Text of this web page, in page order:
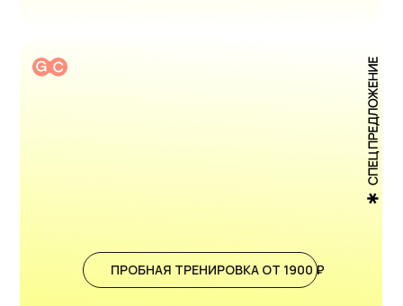
ПРОБНАЯ ТРЕНИРОВКА ОТ 1900 ₽